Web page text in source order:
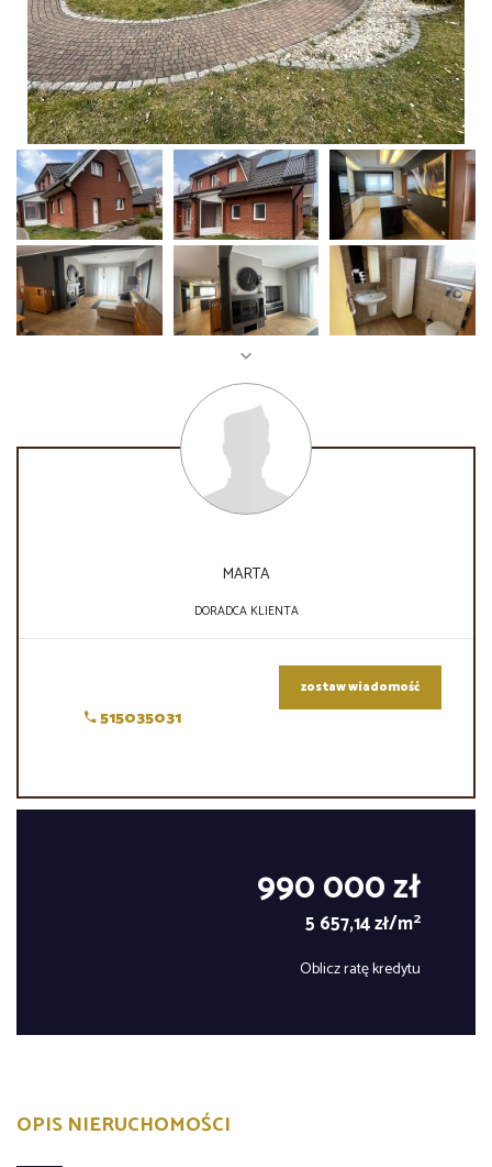
MARTA
DORADCA KLIENTA
515035031
zostaw wiadomość
990 000 zł
5 657,14 zł/m2
Oblicz ratę kredytu
OPIS NIERUCHOMOŚCI